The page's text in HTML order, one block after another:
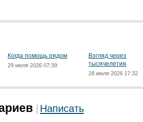
Когда помощь рядом
29 июля 2026 07:39
Взгляд через
тысячелетия
28 июля 2026 17:32
Написать